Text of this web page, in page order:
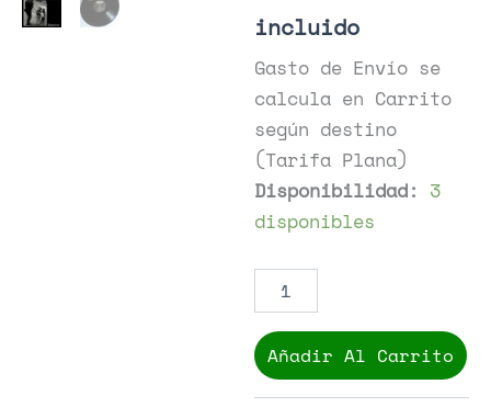
incluido
Gasto de Envío se
calcula en Carrito
según destino
(Tarifa Plana)
Disponibilidad: 3
disponibles
cantidad
Añadir Al Carrito